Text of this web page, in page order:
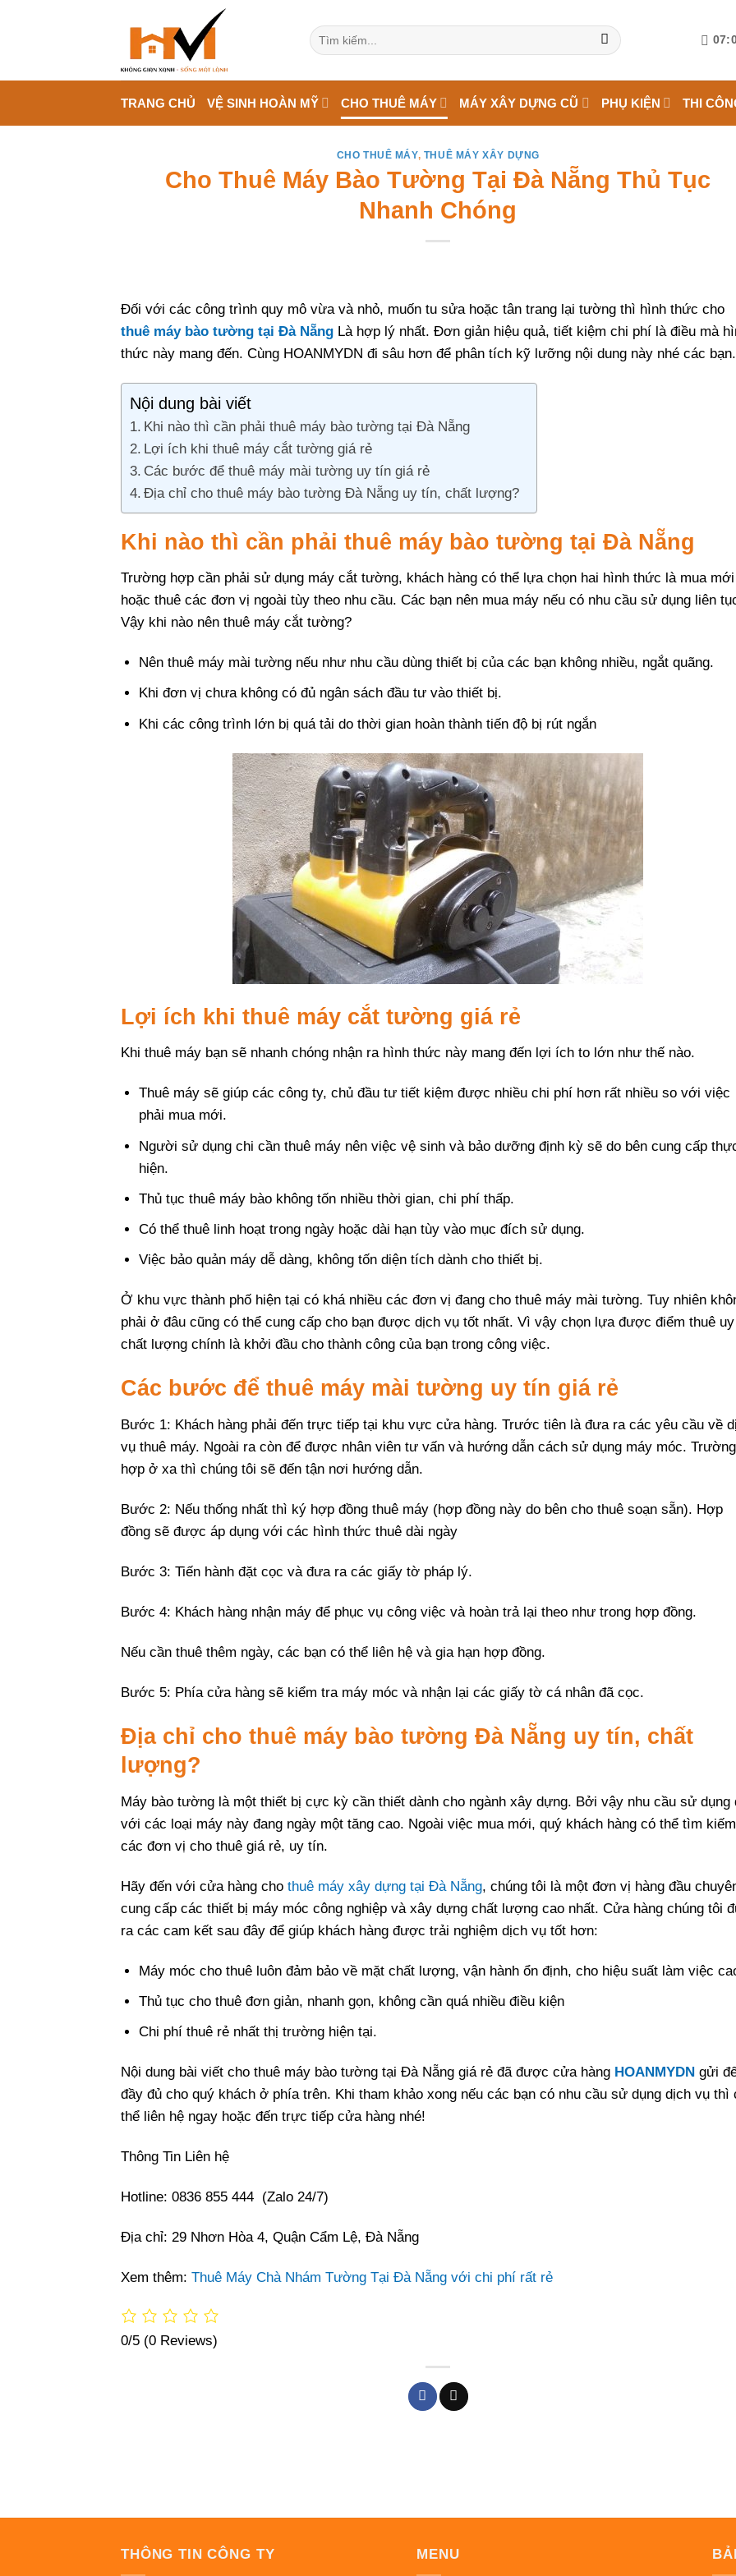
dung
Tìm
kiếm:
TRANG CHỦ VỆ SINH HOÀN MỸ CHO THUÊ MÁY MÁY XÂY DỰNG CŨ PHỤ KIỆN THI
CHO THUÊ MÁY, THUÊ MÁY XÂY DỰNG
Cho Thuê Máy Bào Tường Tại Đà Nẵng Thủ Tục
Nhanh Chóng
Đối với các công trình quy mô vừa và nhỏ, muốn tu sửa hoặc tân trang lại tường thì hình thức cho
thuê máy bào tường tại Đà Nẵng Là hợp lý nhất. Đơn giản hiệu quả, tiết kiệm chi phí là điều mà
thức này mang đến. Cùng HOANMYDN đi sâu hơn để phân tích kỹ lưỡng nội dung này nhé các bạn.
Nội dung bài viết
Khi nào thì cần phải thuê máy bào tường tại Đà Nẵng
Lợi ích khi thuê máy cắt tường giá rẻ
Các bước để thuê máy mài tường uy tín giá rẻ
Địa chỉ cho thuê máy bào tường Đà Nẵng uy tín, chất lượng?
Khi nào thì cần phải thuê máy bào tường tại Đà Nẵng
Trường hợp cần phải sử dụng máy cắt tường, khách hàng có thể lựa chọn hai hình thức là mua mới
hoặc thuê các đơn vị ngoài tùy theo nhu cầu. Các bạn nên mua máy nếu có nhu cầu sử dụng liên
Vậy khi nào nên thuê máy cắt tường?
Nên thuê máy mài tường nếu như nhu cầu dùng thiết bị của các bạn không nhiều, ngắt quãng.
Khi đơn vị chưa không có đủ ngân sách đầu tư vào thiết bị.
Khi các công trình lớn bị quá tải do thời gian hoàn thành tiến độ bị rút ngắn
Lợi ích khi thuê máy cắt tường giá rẻ
Khi thuê máy bạn sẽ nhanh chóng nhận ra hình thức này mang đến lợi ích to lớn như thế nào.
Thuê máy sẽ giúp các công ty, chủ đầu tư tiết kiệm được nhiều chi phí hơn rất nhiều so với việc
phải mua mới.
Người sử dụng chi cần thuê máy nên việc vệ sinh và bảo dưỡng định kỳ sẽ do bên cung cấp
hiện.
Thủ tục thuê máy bào không tốn nhiều thời gian, chi phí thấp.
Có thể thuê linh hoạt trong ngày hoặc dài hạn tùy vào mục đích sử dụng.
Việc bảo quản máy dễ dàng, không tốn diện tích dành cho thiết bị.
Ở khu vực thành phố hiện tại có khá nhiều các đơn vị đang cho thuê máy mài tường. Tuy nhiên
phải ở đâu cũng có thể cung cấp cho bạn được dịch vụ tốt nhất. Vì vậy chọn lựa được điểm thuê
chất lượng chính là khởi đầu cho thành công của bạn trong công việc.
Các bước để thuê máy mài tường uy tín giá rẻ
Bước 1: Khách hàng phải đến trực tiếp tại khu vực cửa hàng. Trước tiên là đưa ra các yêu cầu về
vụ thuê máy. Ngoài ra còn để được nhân viên tư vấn và hướng dẫn cách sử dụng máy móc. Trường
hợp ở xa thì chúng tôi sẽ đến tận nơi hướng dẫn.
Bước 2: Nếu thống nhất thì ký hợp đồng thuê máy (hợp đồng này do bên cho thuê soạn sẵn). Hợp
đồng sẽ được áp dụng với các hình thức thuê dài ngày
Bước 3: Tiến hành đặt cọc và đưa ra các giấy tờ pháp lý.
Bước 4: Khách hàng nhận máy để phục vụ công việc và hoàn trả lại theo như trong hợp đồng.
Nếu cần thuê thêm ngày, các bạn có thể liên hệ và gia hạn hợp đồng.
Bước 5: Phía cửa hàng sẽ kiểm tra máy móc và nhận lại các giấy tờ cá nhân đã cọc.
Địa chỉ cho thuê máy bào tường Đà Nẵng uy tín, chất
lượng?
Máy bào tường là một thiết bị cực kỳ cần thiết dành cho ngành xây dựng. Bởi vậy nhu cầu sử dụng
với các loại máy này đang ngày một tăng cao. Ngoài việc mua mới, quý khách hàng có thể tìm kiếm
các đơn vị cho thuê giá rẻ, uy tín.
Hãy đến với cửa hàng cho thuê máy xây dựng tại Đà Nẵng, chúng tôi là một đơn vị hàng đầu
cung cấp các thiết bị máy móc công nghiệp và xây dựng chất lượng cao nhất. Cửa hàng chúng tôi
ra các cam kết sau đây để giúp khách hàng được trải nghiệm dịch vụ tốt hơn:
Máy móc cho thuê luôn đảm bảo về mặt chất lượng, vận hành ổn định, cho hiệu suất làm việc
Thủ tục cho thuê đơn giản, nhanh gọn, không cần quá nhiều điều kiện
Chi phí thuê rẻ nhất thị trường hiện tại.
Nội dung bài viết cho thuê máy bào tường tại Đà Nẵng giá rẻ đã được cửa hàng HOANMYDN gửi
đầy đủ cho quý khách ở phía trên. Khi tham khảo xong nếu các bạn có nhu cầu sử dụng dịch vụ thì
thể liên hệ ngay hoặc đến trực tiếp cửa hàng nhé!
Thông Tin Liên hệ
Hotline: 0836 855 444 (Zalo 24/7)
Địa chỉ: 29 Nhơn Hòa 4, Quận Cẩm Lệ, Đà Nẵng
Xem thêm: Thuê Máy Chà Nhám Tường Tại Đà Nẵng với chi phí rất rẻ
0/5 (0 Reviews)
THÔNG TIN CÔNG TY MENU